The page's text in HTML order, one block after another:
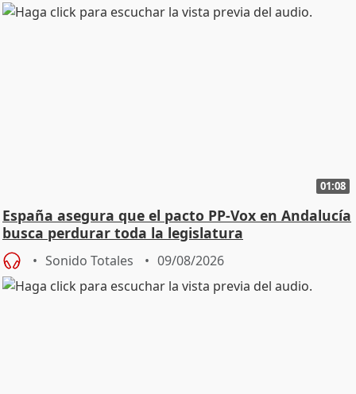
01:08
España asegura que el pacto PP-Vox en Andalucía
busca perdurar toda la legislatura
Sonido Totales 09/08/2026